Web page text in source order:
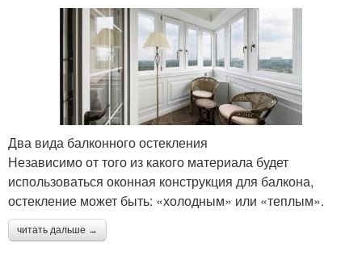
Два вида балконного остекления
Независимо от того из какого материала будет
использоваться оконная конструкция для балкона,
остекление может быть: «холодным» или «теплым».
читать дальше →